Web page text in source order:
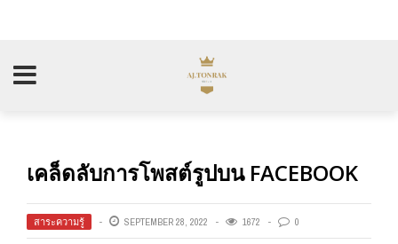
เคล็ดลับการโพสต์รูปบน FACEBOOK
สาระความรู้ SEPTEMBER 28, 2022 1672 0